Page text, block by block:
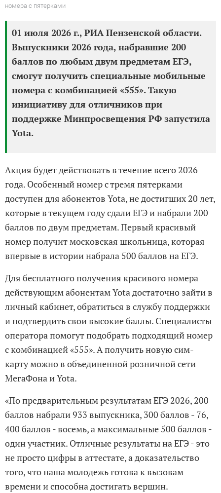
номера с пятерками
01 июля 2026 г., РИА Пензенской области.
Выпускники 2026 года, набравшие 200
баллов по любым двум предметам ЕГЭ,
смогут получить специальные мобильные
номера с комбинацией «555». Такую
инициативу для отличников при
поддержке Минпросвещения РФ запустила
Yota.
Акция будет действовать в течение всего 2026
года. Особенный номер с тремя пятерками
доступен для абонентов Yota, не достигших 20 лет,
которые в текущем году сдали ЕГЭ и набрали 200
баллов по двум предметам. Первый красивый
номер получит московская школьница, которая
впервые в истории набрала 500 баллов на ЕГЭ.
Для бесплатного получения красивого номера
действующим абонентам Yota достаточно зайти в
личный кабинет, обратиться в службу поддержки
и подтвердить свои высокие баллы. Специалисты
оператора помогут подобрать подходящий номер
с комбинацией «555». А получить новую сим-
карту можно в объединенной розничной сети
МегаФона и Yota.
«По предварительным результатам ЕГЭ 2026, 200
баллов набрали 933 выпускника, 300 баллов - 76,
400 баллов - восемь, а максимальные 500 баллов -
один участник. Отличные результаты на ЕГЭ - это
не просто цифры в аттестате, а доказательство
того, что наша молодежь готова к вызовам
времени и способна достигать вершин.